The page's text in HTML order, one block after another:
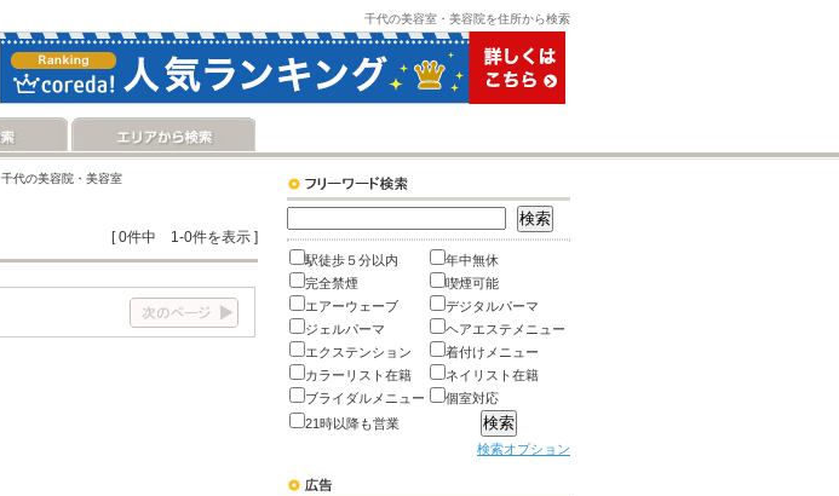
千代の美容室・美容院を住所から検索
千代の美容院・美容室
[ 0件中 1-0件を表示 ]
駅徒歩５分以内
年中無休
完全禁煙
喫煙可能
エアーウェーブ
デジタルパーマ
ジェルパーマ
ヘアエステメニュー
エクステンション
着付けメニュー
カラーリスト在籍
ネイリスト在籍
ブライダルメニュー
個室対応
21時以降も営業
検索オプション